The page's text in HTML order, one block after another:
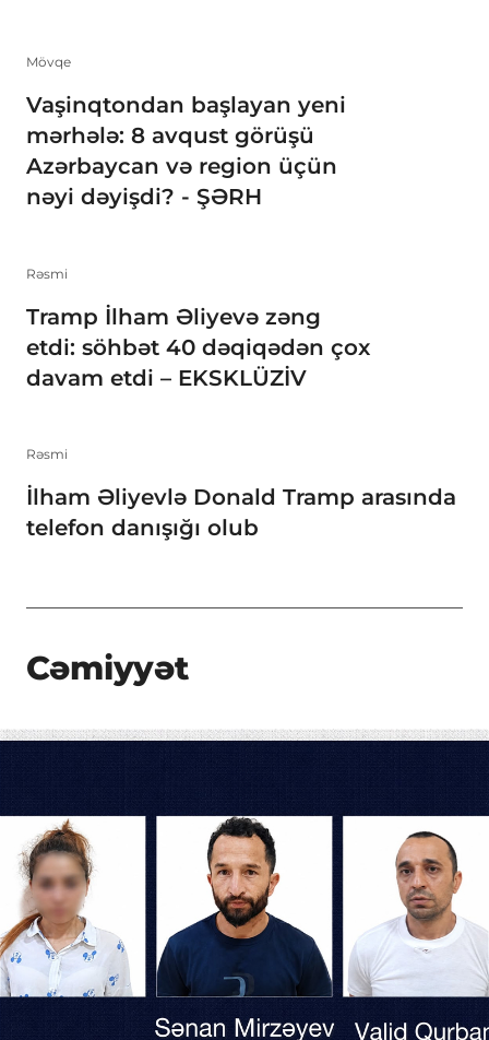
Mövqe
Vaşinqtondan başlayan yeni
mərhələ: 8 avqust görüşü
Azərbaycan və region üçün
nəyi dəyişdi? - ŞƏRH
Rəsmi
Tramp İlham Əliyevə zəng
etdi: söhbət 40 dəqiqədən çox
davam etdi – EKSKLÜZİV
Rəsmi
İlham Əliyevlə Donald Tramp arasında
telefon danışığı olub
Cəmiyyət